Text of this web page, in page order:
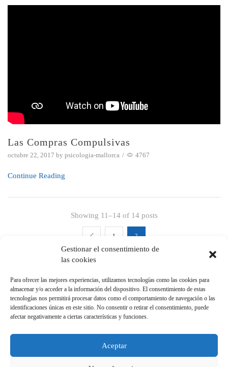
Gestionar el consentimiento de
las cookies
Para ofrecer las mejores experiencias, utilizamos tecnologías como las cookies para
almacenar y/o acceder a la información del dispositivo. El consentimiento de estas
tecnologías nos permitirá procesar datos como el comportamiento de navegación o las
identificaciones únicas en este sitio. No consentir o retirar el consentimiento, puede
afectar negativamente a ciertas características y funciones.
Aceptar
Las Compras Compulsivas
octubre 22, 2017 by psicologia-mallorca / 4767
Continue Reading
Showing 11–14 of 14 posts
1 2
CATEGORÍAS
Programas de Radio